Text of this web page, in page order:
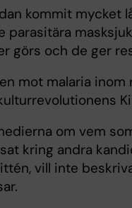
kommit mycket
parasitära
görs och de ger
mot malaria inom
om vem
kring andra
vill inte